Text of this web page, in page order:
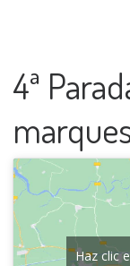
4ª
Haz clic